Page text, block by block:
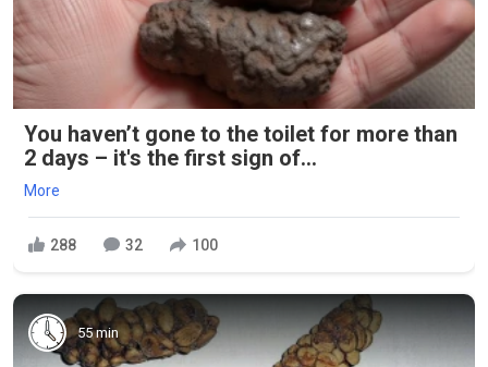
You haven’t gone to the toilet for more than
2 days – it's the first sign of...
More
288 32 100
55 min